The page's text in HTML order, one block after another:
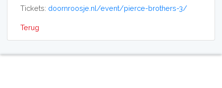
Tickets: doornroosje.nl/event/pierce-brothers-3/
Terug